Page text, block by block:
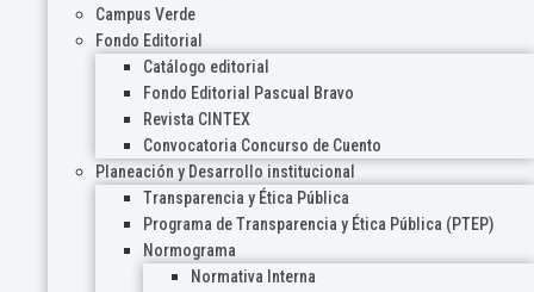
Campus Verde
Fondo Editorial
Catálogo editorial
Fondo Editorial Pascual Bravo
Revista CINTEX
Convocatoria Concurso de Cuento
Planeación y Desarrollo institucional
Transparencia y Ética Pública
Programa de Transparencia y Ética Pública (PTEP)
Normograma
Normativa Interna